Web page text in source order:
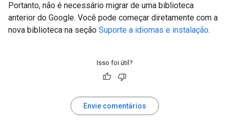
Portanto, não é necessário migrar de uma biblioteca
anterior do Google. Você pode começar diretamente com a
nova biblioteca na seção Suporte a idiomas e instalação.
Isso foi útil?
Envie comentários